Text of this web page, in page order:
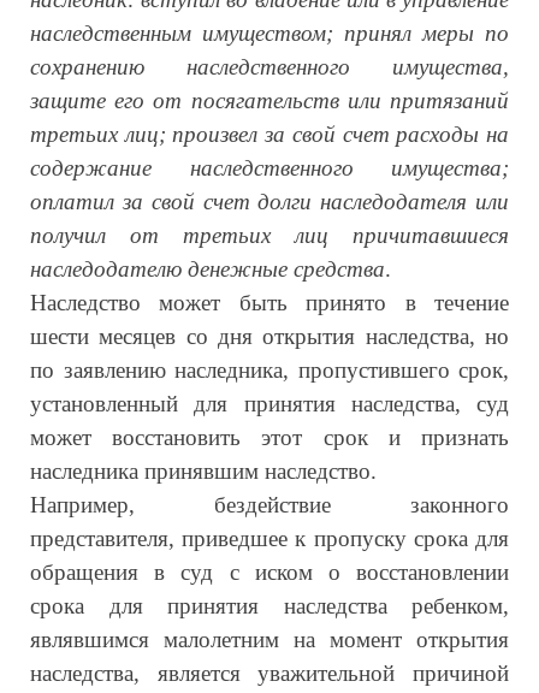
наследственным имуществом; принял меры по
сохранению наследственного имущества,
защите его от посягательств или притязаний
третьих лиц; произвел за свой счет расходы на
содержание наследственного имущества;
оплатил за свой счет долги наследодателя или
получил от третьих лиц причитавшиеся
наследодателю денежные средства.
Наследство может быть принято в течение
шести месяцев со дня открытия наследства, но
по заявлению наследника, пропустившего срок,
установленный для принятия наследства, суд
может восстановить этот срок и признать
наследника принявшим наследство.
Например, бездействие законного
представителя, приведшее к пропуску срока для
обращения в суд с иском о восстановлении
срока для принятия наследства ребенком,
являвшимся малолетним на момент открытия
наследства, является уважительной причиной